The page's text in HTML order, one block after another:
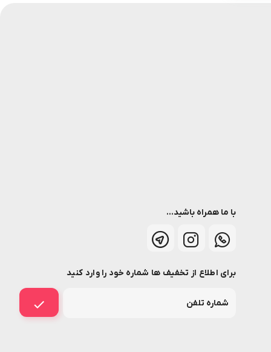
با ما همراه باشید...
برای اطلاع از تخفیف ها شماره خود را وارد کنید